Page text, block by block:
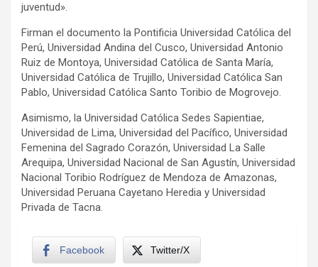
juventud».
Firman el documento la Pontificia Universidad Católica del
Perú, Universidad Andina del Cusco, Universidad Antonio
Ruiz de Montoya, Universidad Católica de Santa María,
Universidad Católica de Trujillo, Universidad Católica San
Pablo, Universidad Católica Santo Toribio de Mogrovejo.
Asimismo, la Universidad Católica Sedes Sapientiae,
Universidad de Lima, Universidad del Pacífico, Universidad
Femenina del Sagrado Corazón, Universidad La Salle
Arequipa, Universidad Nacional de San Agustín, Universidad
Nacional Toribio Rodríguez de Mendoza de Amazonas,
Universidad Peruana Cayetano Heredia y Universidad
Privada de Tacna.
Facebook Twitter/X